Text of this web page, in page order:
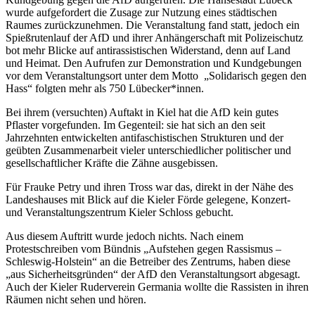
wurde aufgefordert die Zusage zur Nutzung eines städtischen
Raumes zurückzunehmen. Die Veranstaltung fand statt, jedoch ein
Spießrutenlauf der AfD und ihrer Anhängerschaft mit Polizeischutz
bot mehr Blicke auf antirassistischen Widerstand, denn auf Land
und Heimat. Den Aufrufen zur Demonstration und Kundgebungen
vor dem Veranstaltungsort unter dem Motto „Solidarisch gegen den
Hass“ folgten mehr als 750 Lübecker*innen.
Bei ihrem (versuchten) Auftakt in Kiel hat die AfD kein gutes
Pflaster vorgefunden. Im Gegenteil: sie hat sich an den seit
Jahrzehnten entwickelten antifaschistischen Strukturen und der
geübten Zusammenarbeit vieler unterschiedlicher politischer und
gesellschaftlicher Kräfte die Zähne ausgebissen.
Für Frauke Petry und ihren Tross war das, direkt in der Nähe des
Landeshauses mit Blick auf die Kieler Förde gelegene, Konzert-
und Veranstaltungszentrum Kieler Schloss gebucht.
Aus diesem Auftritt wurde jedoch nichts. Nach einem
Protestschreiben vom Bündnis „Aufstehen gegen Rassismus –
Schleswig-Holstein“ an die Betreiber des Zentrums, haben diese
„aus Sicherheitsgründen“ der AfD den Veranstaltungsort abgesagt.
Auch der Kieler Ruderverein Germania wollte die Rassisten in ihren
Räumen nicht sehen und hören.